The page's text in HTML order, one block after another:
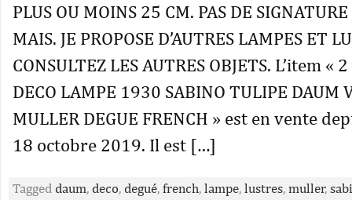
PLUS OU MOINS 25 CM. PAS DE
MAIS. JE PROPOSE D’AUTRES LAMPES ET
CONSULTEZ LES AUTRES OBJETS. L’item «
DECO LAMPE 1930 SABINO TULIPE DAUM
MULLER DEGUE FRENCH » est en vente
18 octobre 2019. Il est […]
Tagged daum, deco, degué, french, lampe, lustres, muller,